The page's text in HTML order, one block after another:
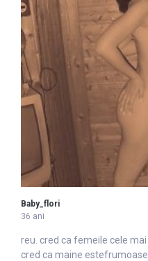
Baby_flori
36 ani
reu. cred ca femeile cele mai
cred ca maine estefrumoase